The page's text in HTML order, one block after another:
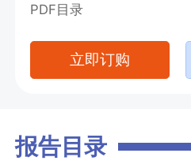
PDF目录
立即订购
报告目录